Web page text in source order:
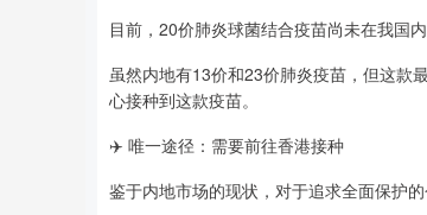
目前，20价肺炎球菌结合疫苗尚未在我国
虽然内地有13价和23价肺炎疫苗，但这款
心接种到这款疫苗。
✈️ 唯一途径：需要前往香港接种
鉴于内地市场的现状，对于追求全面保护